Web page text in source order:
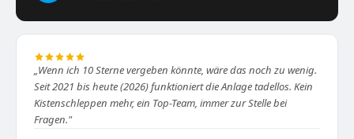
„Wenn ich 10 Sterne vergeben könnte, wäre das noch zu wenig.
Seit 2021 bis heute (2026) funktioniert die Anlage tadellos. Kein
Kistenschleppen mehr, ein Top-Team, immer zur Stelle bei
Fragen."